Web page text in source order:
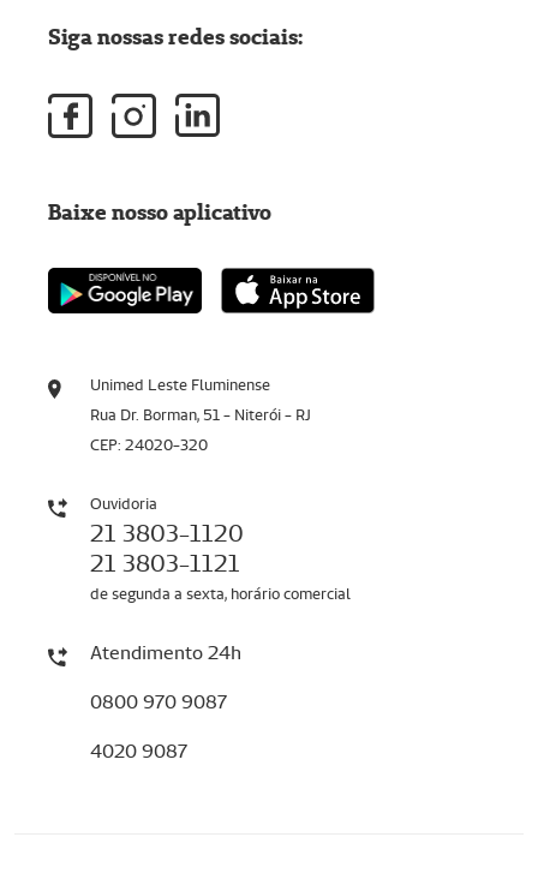
Unimed Leste Fluminense
Rua Dr. Borman, 51 - Niterói - RJ
CEP: 24020-320
Ouvidoria
21 3803-1120
21 3803-1121
de segunda a sexta, horário comercial
Atendimento 24h
0800 970 9087
4020 9087
Siga nossas redes sociais:
Baixe nosso aplicativo